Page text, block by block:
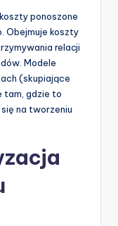
ponoszone
Obejmuje koszty
relacji
Modele
(skupiające
tam, gdzie to
na tworzeniu